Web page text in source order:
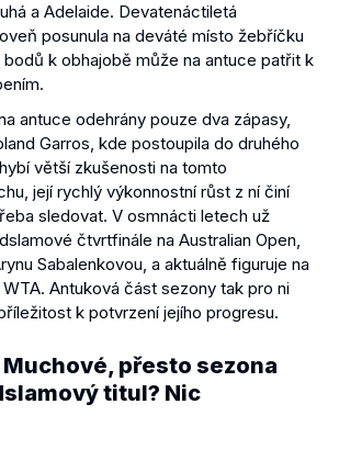
a Adelaide. Devatenáctiletá
posunula na deváté místo žebříčku
bodů k obhajobě může na antuce patřit k
antuce odehrány pouze dva zápasy,
Garros, kde postoupila do druhého
větší zkušenosti na tomto
její rychlý výkonnostní růst z ní činí
sledovat. V osmnácti letech už
čtvrtfinále na Australian Open,
Sabalenkovou, a aktuálně figuruje na
Antuková část sezony tak pro ni
k potvrzení jejího progresu.
přesto sezona
titul? Nic